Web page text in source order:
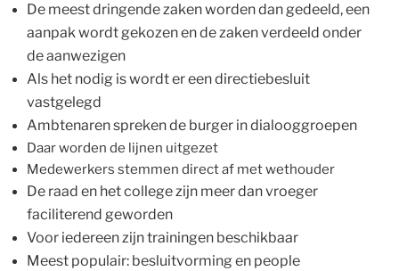
De meest dringende zaken worden dan gedeeld, een
aanpak wordt gekozen en de zaken verdeeld onder
de aanwezigen
Als het nodig is wordt er een directiebesluit
vastgelegd
Ambtenaren spreken de burger in dialooggroepen
Daar worden de lijnen uitgezet
Medewerkers stemmen direct af met wethouder
De raad en het college zijn meer dan vroeger
faciliterend geworden
Voor iedereen zijn trainingen beschikbaar
Meest populair: besluitvorming en people